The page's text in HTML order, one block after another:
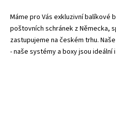
Máme pro Vás exkluzivní balíkové
poštovních schránek z Německa,
zastupujeme na českém trhu.
- naše systémy a boxy jsou